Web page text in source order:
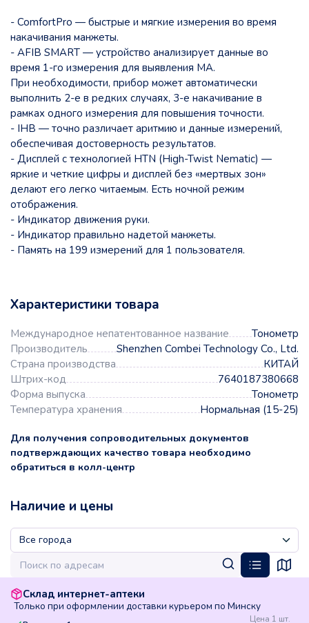
- ComfortPro — быстрые и мягкие измерения во время
накачивания манжеты.
- AFIB SMART — устройство анализирует данные во
время 1-го измерения для выявления МА.
При необходимости, прибор может автоматически
выполнить 2-е в редких случаях, 3-е накачивание в
рамках одного измерения для повышения точности.
- IHB — точно различает аритмию и данные измерений,
обеспечивая достоверность результатов.
- Дисплей с технологией HTN (High-Twist Nematic) —
яркие и четкие цифры и дисплей без «мертвых зон»
делают его легко читаемым. Есть ночной режим
отображения.
- Индикатор движения руки.
- Индикатор правильно надетой манжеты.
- Память на 199 измерений для 1 пользователя.
Характеристики товара
Международное непатентованное название
Тонометр
Производитель
Shenzhen Combei Technology Co., Ltd.
Страна производства
КИТАЙ
Штрих-код
7640187380668
Форма выпуска
Тонометр
Температура хранения
Нормальная (15-25)
Для получения сопроводительных документов
подтверждающих качество товара необходимо
обратиться в колл-центр
Наличие и цены
Склад интернет-аптеки
Только при оформлении доставки курьером по Минску
Цена 1 шт.